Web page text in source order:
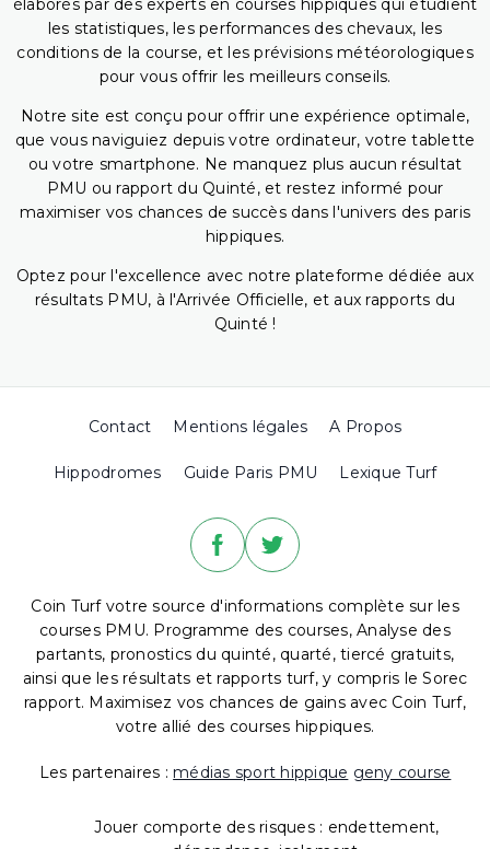
élaborés par des experts en courses hippiques qui étudient
les statistiques, les performances des chevaux, les
conditions de la course, et les prévisions météorologiques
pour vous offrir les meilleurs conseils.
Notre site est conçu pour offrir une expérience optimale,
que vous naviguiez depuis votre ordinateur, votre tablette
ou votre smartphone. Ne manquez plus aucun résultat
PMU ou rapport du Quinté, et restez informé pour
maximiser vos chances de succès dans l'univers des paris
hippiques.
Optez pour l'excellence avec notre plateforme dédiée aux
résultats PMU, à l'Arrivée Officielle, et aux rapports du
Quinté !
Contact Mentions légales A Propos
Hippodromes Guide Paris PMU Lexique Turf
Coin Turf votre source d'informations complète sur les
courses PMU. Programme des courses, Analyse des
partants, pronostics du quinté, quarté, tiercé gratuits,
ainsi que les résultats et rapports turf, y compris le Sorec
rapport. Maximisez vos chances de gains avec Coin Turf,
votre allié des courses hippiques.
Les partenaires : médias sport hippique geny course
Jouer comporte des risques : endettement,